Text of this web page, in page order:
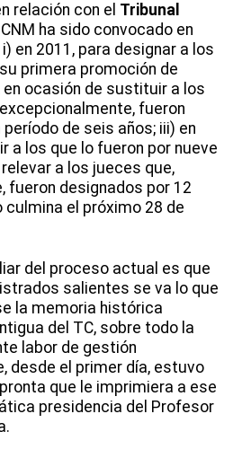
relación con el Tribunal
CNM ha sido convocado en
en 2011, para designar a los
primera promoción de
en ocasión de sustituir a los
fueron
de seis años; iii) en
a los que lo fueron por nueve
relevar a los jueces que,
fueron designados por 12
culmina el próximo 28 de
del proceso actual es que
salientes se va lo que
la memoria histórica
del TC, sobre todo la
labor de gestión
desde el primer día, estuvo
que le imprimiera a ese
presidencia del Profesor